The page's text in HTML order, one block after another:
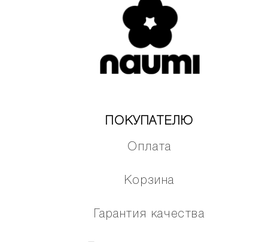
ПОКУПАТЕЛЮ
Оплата
Корзина
Гарантия качества